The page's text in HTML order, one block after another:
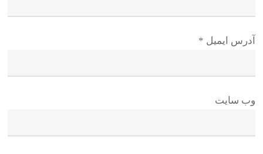
آدرس ایمیل *
وب سایت